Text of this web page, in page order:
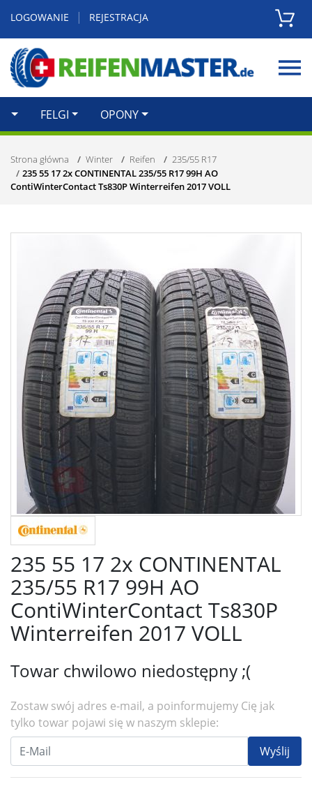
LOGOWANIE | REJESTRACJA
FELGI OPONY
Strona główna Winter Reifen
235/55 R17
235 55 17 2x CONTINENTAL 235/55 R17 99H AO
ContiWinterContact Ts830P Winterreifen 2017 VOLL
235 55 17 2x CONTINENTAL
235/55 R17 99H AO
ContiWinterContact Ts830P
Winterreifen 2017 VOLL
Towar chwilowo niedostępny ;(
Zostaw swój adres e-mail, a poinformujemy Cię jak
tylko towar pojawi się w naszym sklepie:
Wyślij